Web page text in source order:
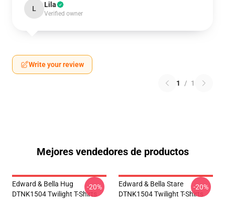
L Lila
Verified owner
Write your review
1 / 1
Mejores vendedores de productos
Edward & Bella Hug
DTNK1504 Twilight T-Shirts
-20%
Edward & Bella Stare
DTNK1504 Twilight T-Shirts
-20%